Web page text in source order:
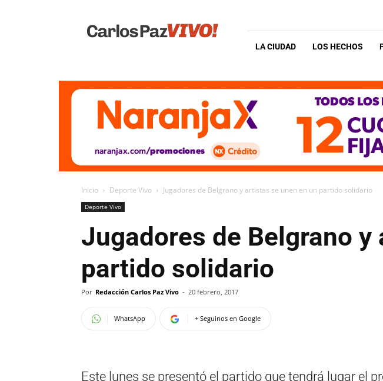
Vivo
LA CIUDAD LOS HECHOS
Inicio Deporte Vivo Jugadores de Belgrano y artistas se unen en un partido solidario
Deporte Vivo
Jugadores de Belgrano
partido solidario
Por Redacción Carlos Paz Vivo - 20 febrero, 2017
WhatsApp + Seguinos en Google
Este lunes se presentó el partido que tendrá lugar el